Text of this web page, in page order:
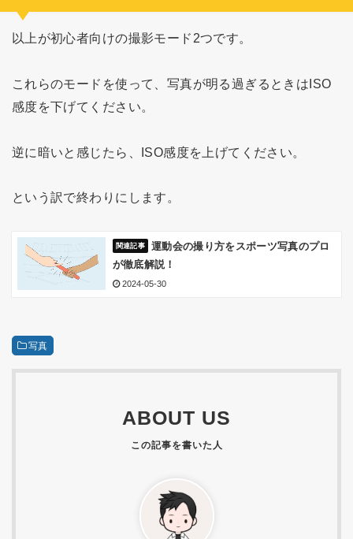
以上が初心者向けの撮影モード2つです。
これらのモードを使って、写真が明る過ぎるときはISO
感度を下げてください。
逆に暗いと感じたら、ISO感度を上げてください。
という訳で終わりにします。
運動会の撮り方をスポーツ写真のプロ
が徹底解説！
2024-05-30
写真
ABOUT US